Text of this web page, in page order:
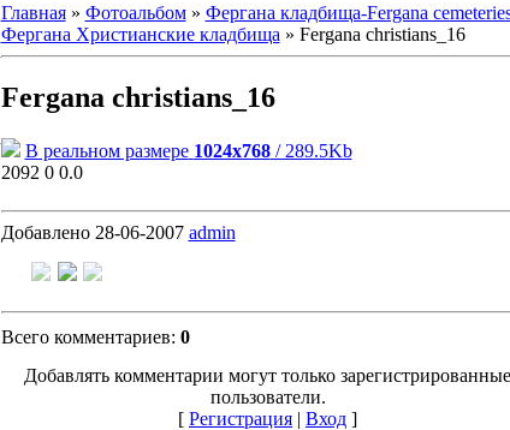
Главная» Фотоальбом» Фергана кладбища-Fergana
Фергана Христианские кладбища » Fergana christians_16
Fergana christians_16
В реальном размере 1024x768/ 289.5Kb
2092 0 0.0
Добавлено28-06-2007 admin
Всего комментариев: 0
Добавлять комментарии могут только зарегистрированные
пользователи.
[ Регистрация | Вход ]